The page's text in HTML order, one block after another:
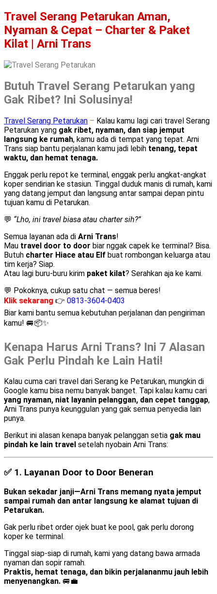
Travel Serang Petarukan Aman,
Nyaman & Cepat – Charter & Paket
Kilat | Arni Trans
Butuh Travel Serang Petarukan yang
Gak Ribet? Ini Solusinya!
Travel Serang Petarukan – Kalau kamu lagi cari travel Serang
Petarukan yang gak ribet, nyaman, dan siap jemput
langsung ke rumah, kamu ada di tempat yang tepat. Arni
Trans siap bantu perjalanan kamu jadi lebih tenang, tepat
waktu, dan hemat tenaga.
Enggak perlu repot ke terminal, enggak perlu angkat-angkat
koper sendirian ke stasiun. Tinggal duduk manis di rumah, kami
yang datang jemput dan langsung antar sampai depan pintu
tujuan kamu di Petarukan.
💬 “Lho, ini travel biasa atau charter sih?”
Semua layanan ada di Arni Trans!
Mau travel door to door biar nggak capek ke terminal? Bisa.
Butuh charter Hiace atau Elf buat rombongan keluarga atau
tim kerja? Siap.
Atau lagi buru-buru kirim paket kilat? Serahkan aja ke kami.
💬 Pokoknya, cukup satu chat — semua beres!
Klik sekarang 👉 0813-3604-0403
Biar kami bantu semua kebutuhan perjalanan dan pengiriman
kamu! 🚐📦✨
Kenapa Harus Arni Trans? Ini 7 Alasan
Gak Perlu Pindah ke Lain Hati!
Kalau cuma cari travel dari Serang ke Petarukan, mungkin di
Google kamu bisa nemu banyak banget. Tapi kalau kamu cari
yang nyaman, niat layanin pelanggan, dan cepet tanggap,
Arni Trans punya keunggulan yang gak semua penyedia lain
punya.
Berikut ini alasan kenapa banyak pelanggan setia gak mau
pindah ke lain travel setelah nyobain Arni Trans:
✅ 1. Layanan Door to Door Beneran
Bukan sekadar janji—Arni Trans memang nyata jemput
sampai rumah dan antar langsung ke alamat tujuan di
Petarukan.
Gak perlu ribet order ojek buat ke pool, gak perlu dorong
koper ke terminal.
Tinggal siap-siap di rumah, kami yang datang bawa armada
nyaman dan sopir ramah.
Praktis, hemat tenaga, dan bikin perjalananmu jauh lebih
menyenangkan. 🚐💼